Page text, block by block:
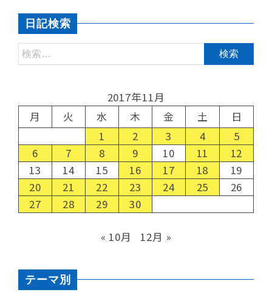
日記検索
2017年11月
月
火 水 木 金 土
日
1
2 3 4
5
6
7 8 9 10 11
12
13
14 15 16 17 18
19
20
21 22 23 24 25
26
27
28 29 30
« 10月 12月 »
テーマ別